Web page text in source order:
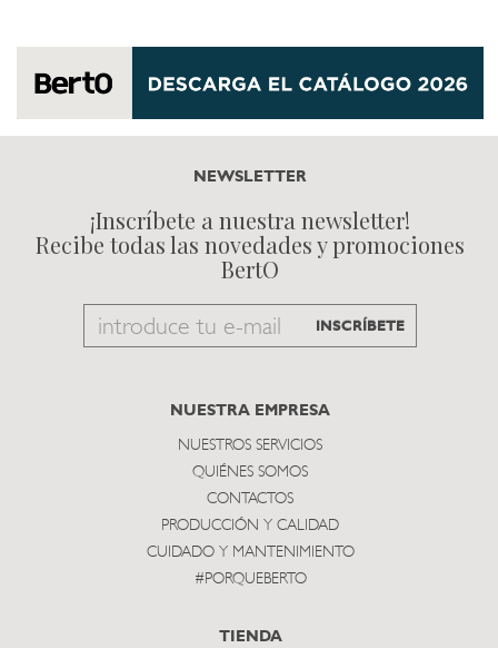
NEWSLETTER
¡Inscríbete a nuestra newsletter!
Recibe todas las novedades y promociones
BertO
Email
subscribe
INSCRÍBETE
NUESTRA EMPRESA
NUESTROS SERVICIOS
QUIÉNES SOMOS
CONTACTOS
PRODUCCIÓN Y CALIDAD
CUIDADO Y MANTENIMIENTO
#PORQUEBERTO
TIENDA